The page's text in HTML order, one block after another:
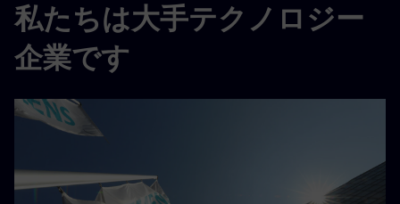
私たちは大手テクノロジー
企業です